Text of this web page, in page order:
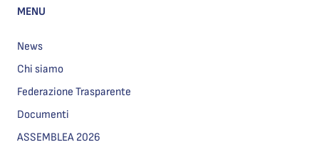
MENU
News
Chi siamo
Federazione Trasparente
Documenti
ASSEMBLEA 2026